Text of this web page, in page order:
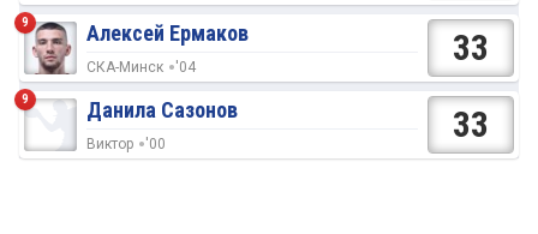
9 Алексей Ермаков
СКА-Минск '04 33
9 Данила Сазонов
Виктор '00 33